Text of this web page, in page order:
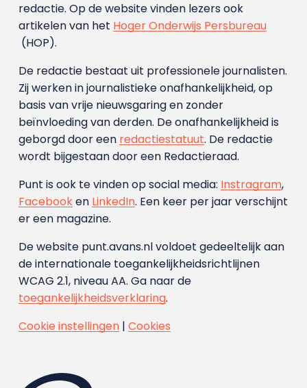
redactie. Op de website vinden lezers ook
artikelen van het Hoger Onderwijs Persbureau
(HOP).
De redactie bestaat uit professionele journalisten.
Zij werken in journalistieke onafhankelijkheid, op
basis van vrije nieuwsgaring en zonder
beïnvloeding van derden. De onafhankelijkheid is
geborgd door een redactiestatuut. De redactie
wordt bijgestaan door een Redactieraad.
Punt is ook te vinden op social media: Instragram,
Facebooken LinkedIn. Een keer per jaar verschijnt
er een magazine.
De website punt.avans.nl voldoet gedeeltelijk aan
de internationale toegankelijkheidsrichtlijnen
WCAG 2.1, niveau AA. Ga naar de
toegankelijkheidsverklaring.
Cookie instellingen| Cookies